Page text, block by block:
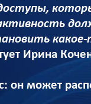
Ирина
он может